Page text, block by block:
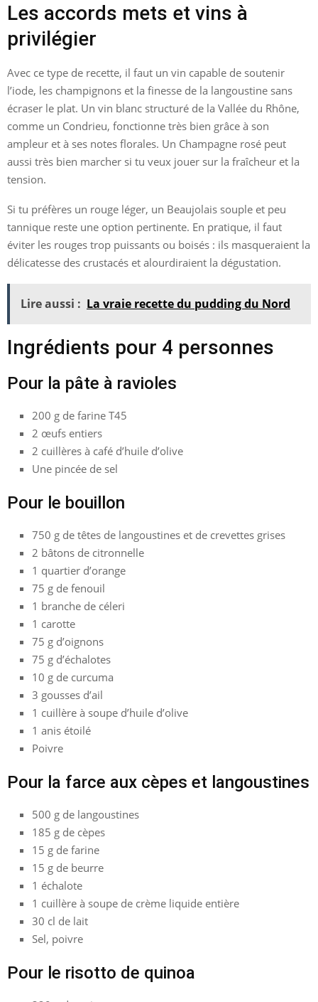
Les accords mets et vins à
privilégier
Avec ce type de recette, il faut un vin capable de soutenir
l’iode, les champignons et la finesse de la langoustine sans
écraser le plat. Un vin blanc structuré de la Vallée du Rhône,
comme un Condrieu, fonctionne très bien grâce à son
ampleur et à ses notes florales. Un Champagne rosé peut
aussi très bien marcher si tu veux jouer sur la fraîcheur et la
tension.
Si tu préfères un rouge léger, un Beaujolais souple et peu
tannique reste une option pertinente. En pratique, il faut
éviter les rouges trop puissants ou boisés : ils masqueraient la
délicatesse des crustacés et alourdiraient la dégustation.
Lire aussi : La vraie recette du pudding du Nord
Ingrédients pour 4 personnes
Pour la pâte à ravioles
200 g de farine T45
2 œufs entiers
2 cuillères à café d’huile d’olive
Une pincée de sel
Pour le bouillon
750 g de têtes de langoustines et de crevettes grises
2 bâtons de citronnelle
1 quartier d’orange
75 g de fenouil
1 branche de céleri
1 carotte
75 g d’oignons
75 g d’échalotes
10 g de curcuma
3 gousses d’ail
1 cuillère à soupe d’huile d’olive
1 anis étoilé
Poivre
Pour la farce aux cèpes et langoustines
500 g de langoustines
185 g de cèpes
15 g de farine
15 g de beurre
1 échalote
1 cuillère à soupe de crème liquide entière
30 cl de lait
Sel, poivre
Pour le risotto de quinoa